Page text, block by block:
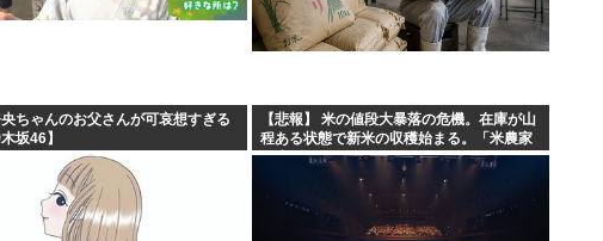
ちゃんのお父さんが可哀想すぎる
坂46】
【悲報】 米の値段大暴落の危機。在庫が山
程ある状態で新米の収穫始まる。「米農家
が生活できない」